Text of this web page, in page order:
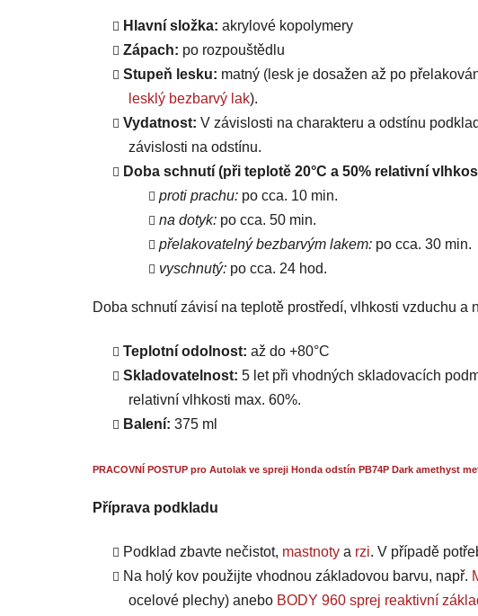
Hlavní složka: akrylové kopolymery
Zápach: po rozpouštědlu
Stupeň lesku: matný (lesk je dosažen až po
lesklý bezbarvý lak).
Vydatnost: V závislosti na charakteru a odstínu
závislosti na odstínu.
Doba schnutí (při teplotě 20°C a 50% relativní
proti prachu: po cca. 10 min.
na dotyk: po cca. 50 min.
přelakovatelný bezbarvým lakem: po cca. 30 min.
vyschnutý: po cca. 24 hod.
Doba schnutí závisí na teplotě prostředí, vlhkosti vzduchu a
Teplotní odolnost: až do +80°C
Skladovatelnost: 5 let při vhodných skladovacích
relativní vlhkosti max. 60%.
Balení: 375 ml
PRACOVNÍ POSTUP pro Autolak ve spreji Honda odstín PB74P Dark amethyst
Příprava podkladu
Podklad zbavte nečistot, mastnoty a rzi. V případě
Na holý kov použijte vhodnou základovou barvu, např.
ocelové plechy) anebo BODY 960 sprej reaktivní